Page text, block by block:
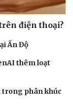
điện thoại?
Ấn Độ
thêm loạt
trong phân khúc